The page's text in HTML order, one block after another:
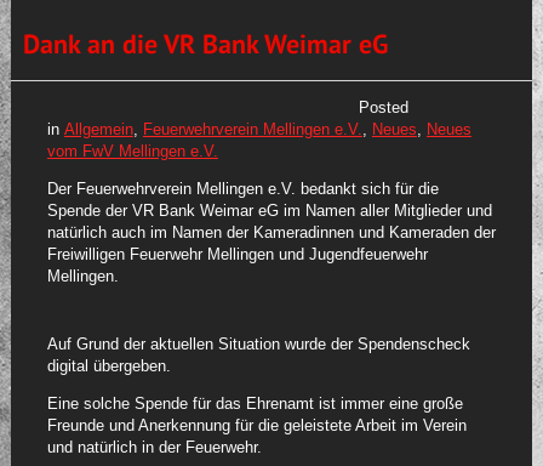
Dank an die VR Bank Weimar eG
Posted
in Allgemein, Feuerwehrverein Mellingen e.V., Neues, Neues
vom FwV Mellingen e.V.
Der Feuerwehrverein Mellingen e.V. bedankt sich für die
Spende der VR Bank Weimar eG im Namen aller Mitglieder und
natürlich auch im Namen der Kameradinnen und Kameraden der
Freiwilligen Feuerwehr Mellingen und Jugendfeuerwehr
Mellingen.
Auf Grund der aktuellen Situation wurde der Spendenscheck
digital übergeben.
Eine solche Spende für das Ehrenamt ist immer eine große
Freunde und Anerkennung für die geleistete Arbeit im Verein
und natürlich in der Feuerwehr.